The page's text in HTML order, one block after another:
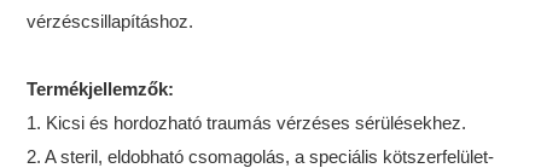
vérzéscsillapításhoz.
Termékjellemzők:
1. Kicsi és hordozható traumás vérzéses sérülésekhez.
2. A steril, eldobható csomagolás, a speciális kötszerfelület-